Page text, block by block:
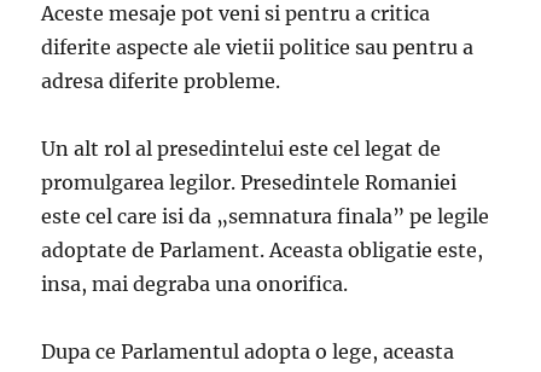
Aceste mesaje pot veni si pentru a critica
diferite aspecte ale vietii politice sau pentru a
adresa diferite probleme.
Un alt rol al presedintelui este cel legat de
promulgarea legilor. Presedintele Romaniei
este cel care isi da „semnatura finala” pe legile
adoptate de Parlament. Aceasta obligatie este,
insa, mai degraba una onorifica.
Dupa ce Parlamentul adopta o lege, aceasta